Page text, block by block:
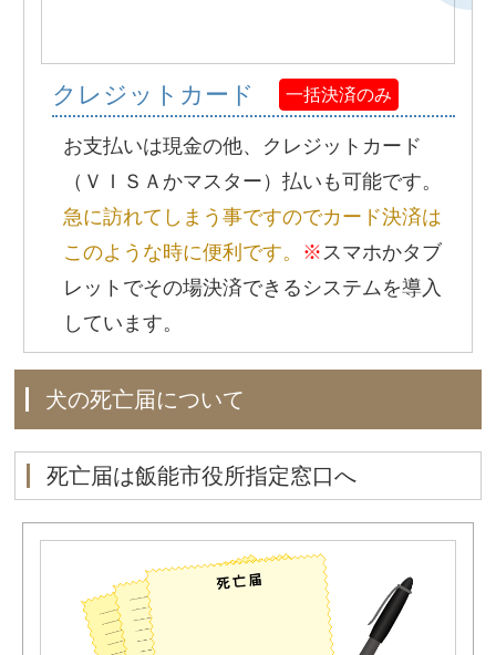
クレジットカード 一括決済のみ
お支払いは現金の他、クレジットカード
（ＶＩＳＡかマスター）払いも可能です。
急に訪れてしまう事ですのでカード決済は
このような時に便利です。 ※ スマホかタブ
レットでその場決済できるシステムを導入
しています。
犬の死亡届について
死亡届は飯能市役所指定窓口へ